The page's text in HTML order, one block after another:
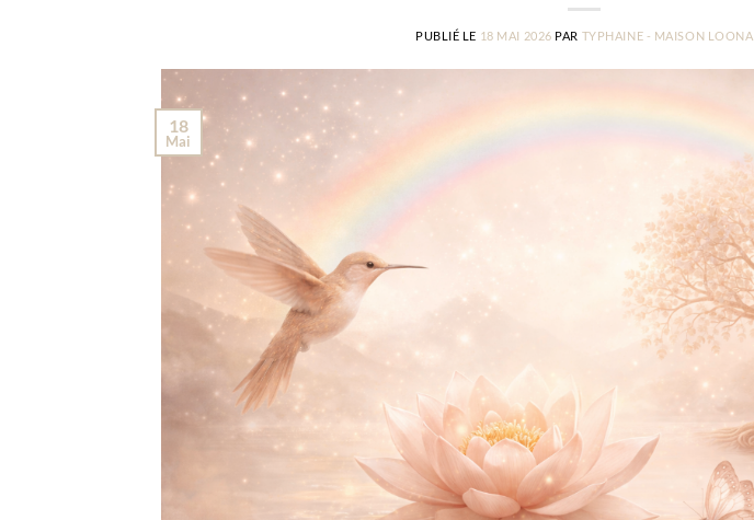
PUBLIÉ LE 18 MAI 2026 PAR TYPHAINE - MAISON LOONA
18
Mai